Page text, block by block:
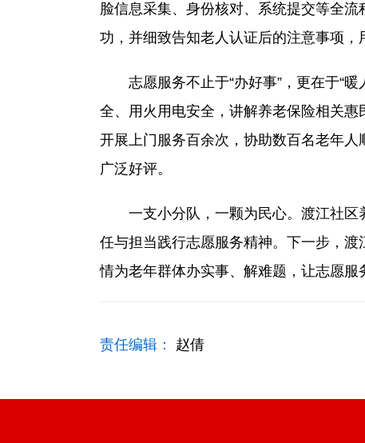
脸信息采集、身份核对、系统提交等全
功，并细致告知老人认证后的注意事项，
志愿服务不止于“办好事”，更在于“暖
全、用火用电安全，讲解养老保险相关
开展上门服务百余次，协助数百名老年
广泛好评。
一支小分队，一颗为民心。渡江社区
任与担当践行志愿服务精神。下一步，
情为老年群体办实事、解难题，让志愿服
责任编辑： 赵倩